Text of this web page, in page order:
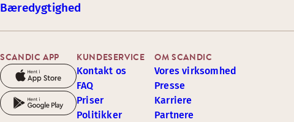
Bæredygtighed
SCANDIC APP KUNDESERVICE
Kontakt os
FAQ
Priser
Politikker
OM SCANDIC
Vores virksomhed
Presse
Karriere
Partnere